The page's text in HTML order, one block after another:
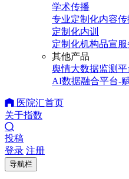
学术传播
专业定制化内容传
定制化内训
定制化机构品宣服
其他产品
舆情大数据监测平
AI数据融合平台-
医院汇首页
关于指数
投稿
登录 注册
导航栏